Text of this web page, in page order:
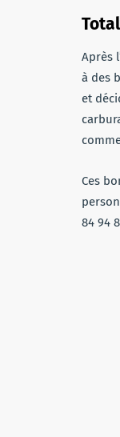
Après
à des
et
Ces
84 94